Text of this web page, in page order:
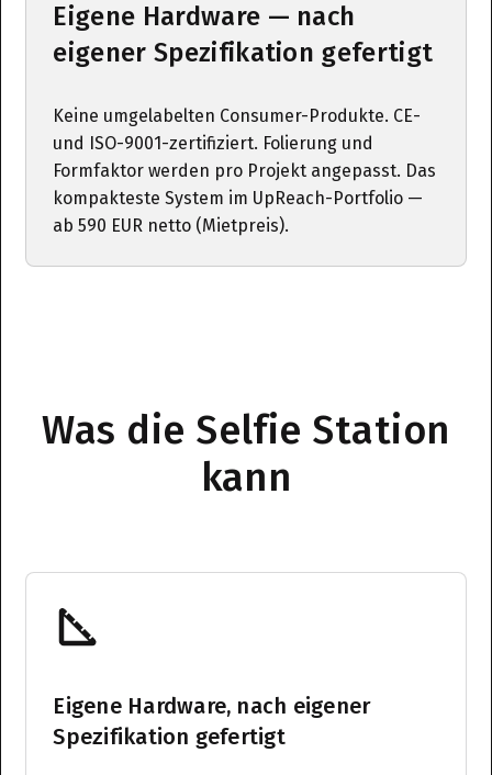
Eigene Hardware — nach
eigener Spezifikation gefertigt
Keine umgelabelten Consumer-Produkte. CE-
und ISO-9001-zertifiziert. Folierung und
Formfaktor werden pro Projekt angepasst. Das
kompakteste System im UpReach-Portfolio —
ab 590 EUR netto (Mietpreis).
Was die Selfie Station
kann
Eigene Hardware, nach eigener
Spezifikation gefertigt